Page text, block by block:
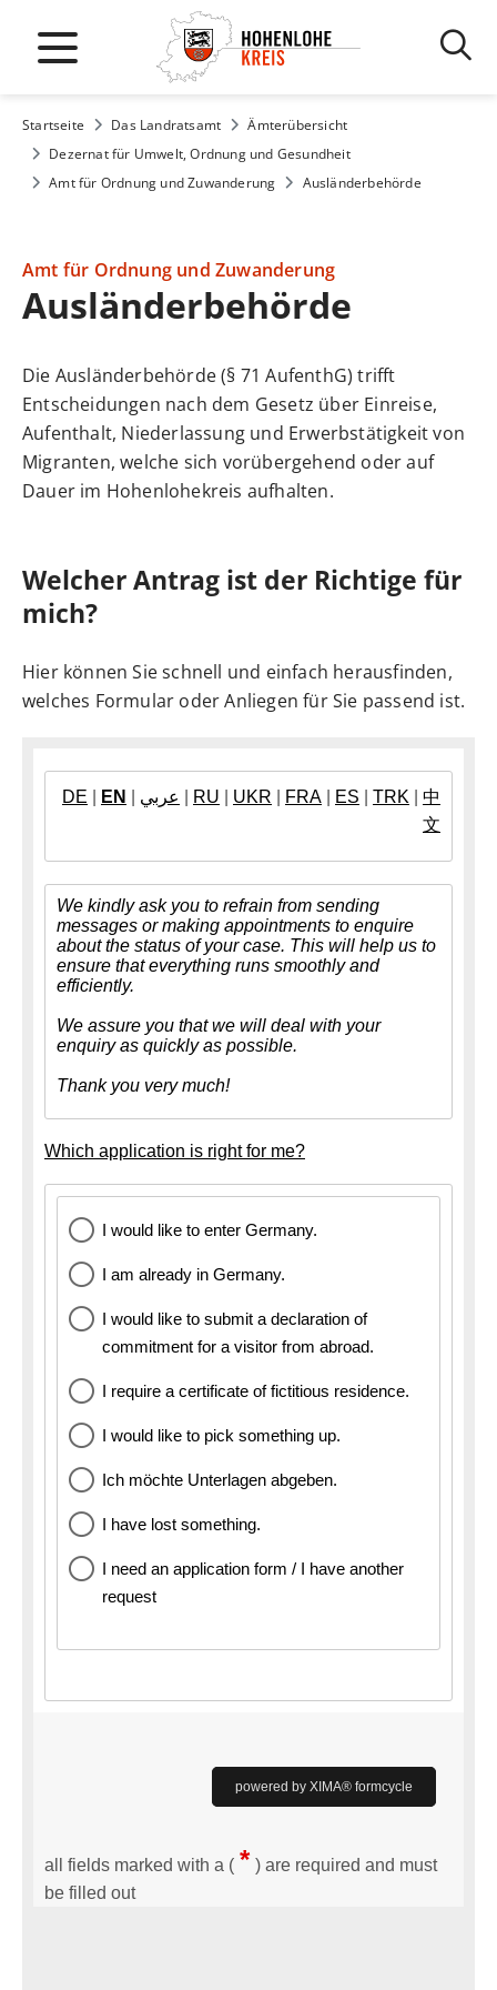
Startseite Das Landratsamt
Ämterübersicht
Dezernat für Umwelt, Ordnung und Gesundheit
Amt für Ordnung und Zuwanderung
Ausländerbehörde
Amt für Ordnung und Zuwanderung
Ausländerbehörde
Die Ausländerbehörde (§ 71 AufenthG) trifft
Entscheidungen nach dem Gesetz über Einreise,
Aufenthalt, Niederlassung und Erwerbstätigkeit von
Migranten, welche sich vorübergehend oder auf
Dauer im Hohenlohekreis aufhalten.
Welcher Antrag ist der Richtige für
mich?
Hier können Sie schnell und einfach herausfinden,
welches Formular oder Anliegen für Sie passend ist.